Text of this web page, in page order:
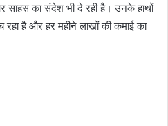
साहस का संदेश भी दे रही है। उनके हाथों
है और हर महीने लाखों की कमाई का